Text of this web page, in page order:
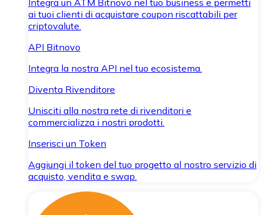
Integra un ATM Bitnovo nel tuo business e permetti
ai tuoi clienti di acquistare coupon riscattabili per
criptovalute.
API Bitnovo
Integra la nostra API nel tuo ecosistema.
Diventa Rivenditore
Unisciti alla nostra rete di rivenditori e
commercializza i nostri prodotti.
Inserisci un Token
Aggiungi il token del tuo progetto al nostro servizio di
acquisto, vendita e swap.